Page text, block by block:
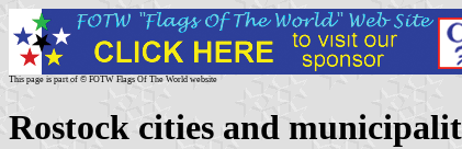
This page is part of © FOTW Flags Of The World website
Rostock cities and